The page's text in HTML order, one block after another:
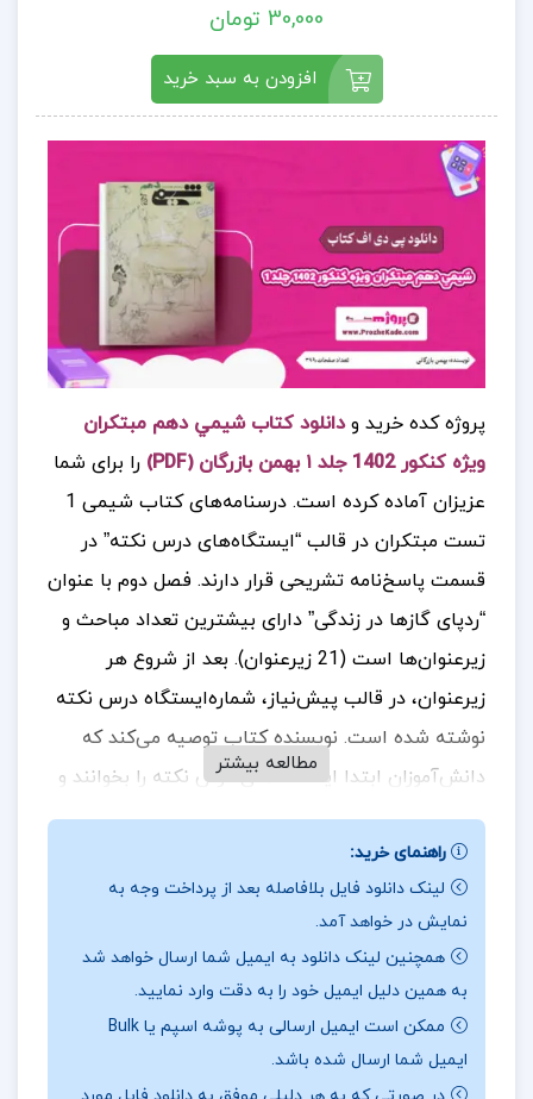
30,000 تومان
افزودن به سبد خرید
پروژه کده خرید و دانلود کتاب شيمي دهم مبتكران
ويژه كنكور 1402 جلد ١ بهمن بازرگان (PDF)
را برای شما
عزیزان آماده کرده است.
درسنامه‌های کتاب شیمی 1
تست مبتکران در قالب “ایستگاه‌های درس نکته” در
قسمت پاسخ‌نامه تشریحی قرار دارند. فصل دوم با عنوان
“ردپای گازها در زندگی” دارای بیشترین تعداد مباحث و
زیرعنوان‌ها است (21 زیرعنوان). بعد از شروع هر
زیرعنوان، در قالب پیش‌نیاز، شماره‌ایستگاه درس نکته
نوشته شده است. نویسنده کتاب توصیه می‌کند که
دانش‌آموزان ابتدا ایستگاه‌های درس نکته را بخوانند و
سپس به حل تست‌ها بپردازند.جهت خرید فایل های
بیشترپروژه کدهرا دنبال کنید.
درباره نویسندهبهمن بازگانی :بهمن بازرگانی یکی از
متخصصان شیمی و مؤلفان کتاب‌های درسی شیمی
دبیرستان و کنکور است. او در سال ۱۳۴۲ در ارومیه به دنیا
آمده و تحصیلات خود را تا مقطع کارشناسی ارشد در
مطالعه بیشتر
راهنمای خرید:
لینک دانلود فایل بلافاصله بعد از پرداخت وجه به
نمایش در خواهد آمد.
همچنین لینک دانلود به ایمیل شما ارسال خواهد شد
به همین دلیل ایمیل خود را به دقت وارد نمایید.
ممکن است ایمیل ارسالی به پوشه اسپم یا Bulk
ایمیل شما ارسال شده باشد.